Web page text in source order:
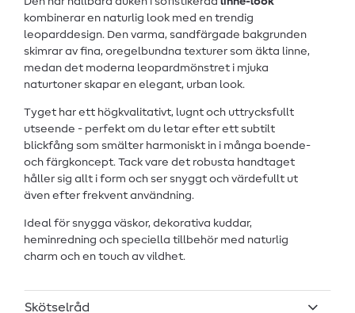
kombinerar en naturlig look med en trendig
leoparddesign. Den varma, sandfärgade bakgrunden
skimrar av fina, oregelbundna texturer som äkta linne,
medan det moderna leopardmönstret i mjuka
naturtoner skapar en elegant, urban look.
Tyget har ett högkvalitativt, lugnt och uttrycksfullt
utseende - perfekt om du letar efter ett subtilt
blickfång som smälter harmoniskt in i många boende-
och färgkoncept. Tack vare det robusta handtaget
håller sig allt i form och ser snyggt och värdefullt ut
även efter frekvent användning.
Ideal för snygga väskor, dekorativa kuddar,
heminredning och speciella tillbehör med naturlig
charm och en touch av vildhet.
Skötselråd